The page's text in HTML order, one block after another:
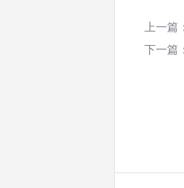
上一篇
下一篇